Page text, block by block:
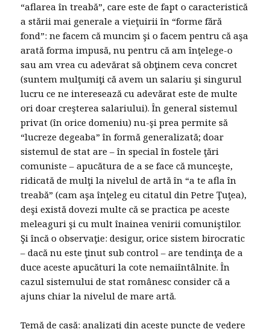
“aflarea în treabă”, care este de fapt o caracteristică
a stării mai generale a vieţuirii în “forme fără
fond”: ne facem că muncim şi o facem pentru că aşa
arată forma impusă, nu pentru că am înţelege-o
sau am vrea cu adevărat să obţinem ceva concret
(suntem mulţumiţi că avem un salariu şi singurul
lucru ce ne interesează cu adevărat este de multe
ori doar creşterea salariului). În general sistemul
privat (în orice domeniu) nu-şi prea permite să
“lucreze degeaba” în formă generalizată; doar
sistemul de stat are – în special în fostele ţări
comuniste – apucătura de a se face că munceşte,
ridicată de mulţi la nivelul de artă în “a te afla în
treabă” (cam aşa înţeleg eu citatul din Petre Ţuţea),
deşi există dovezi multe că se practica pe aceste
meleaguri şi cu mult înainea venirii comuniştilor.
Şi încă o observaţie: desigur, orice sistem birocratic
– dacă nu este ţinut sub control – are tendinţa de a
duce aceste apucături la cote nemaiîntâlnite. În
cazul sistemului de stat românesc consider că a
ajuns chiar la nivelul de mare artă.
Temă de casă: analizaţi din aceste puncte de vedere